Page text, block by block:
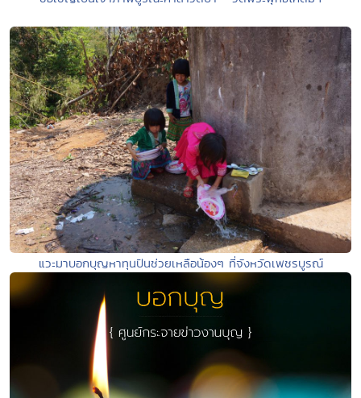
แวะมาบอกบุญหาทุนปันช่วยเหลือน้องๆ ที่จังหวัดเพชรบูรณ์